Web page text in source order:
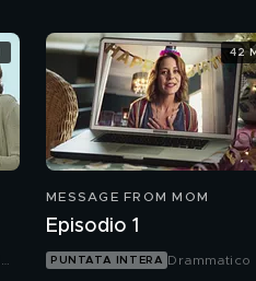
MESSAGE FROM MOM
Episodio 1
PUNTATA INTERA Drammatico
42